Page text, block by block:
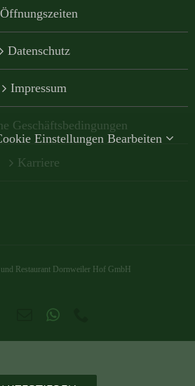
Öffnungszeiten
Datenschutz
Impressum
Geschäftsbedingungen
Karriere
Restaurant Dornweiler Hof GmbH
FacebookWhatsApp
Einstellungen Bearbeiten